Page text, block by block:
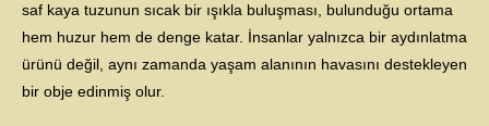
saf kaya tuzunun sıcak bir ışıkla buluşması, bulunduğu ortama
hem huzur hem de denge katar. İnsanlar yalnızca bir aydınlatma
ürünü değil, aynı zamanda yaşam alanının havasını destekleyen
bir obje edinmiş olur.